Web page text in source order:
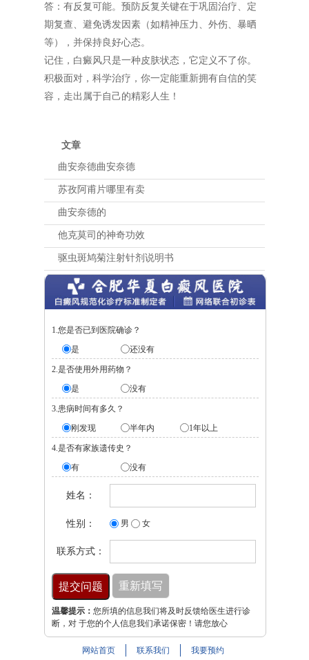
答：有反复可能。预防反复关键在于巩固治疗、定
期复查、避免诱发因素（如精神压力、外伤、暴晒
等），并保持良好心态。
记住，白癜风只是一种皮肤状态，它定义不了你。
积极面对，科学治疗，你一定能重新拥有自信的笑
容，走出属于自己的精彩人生！
文章
曲安奈德曲安奈德
苏孜阿甫片哪里有卖
曲安奈德的
他克莫司的神奇功效
驱虫斑鸠菊注射针剂说明书
1.您是否已到医院确诊？
是
还没有
2.是否使用外用药物？
是
没有
3.患病时间有多久？
刚发现
半年内 1年以上
4.是否有家族遗传史？
有
没有
姓名：
性别： 男 女
联系方式：
温馨提示： 您所填的信息我们将及时反馈给医生进行诊
断，对 于您的个人信息我们承诺保密！请您放心
网站首页 联系我们 我要预约